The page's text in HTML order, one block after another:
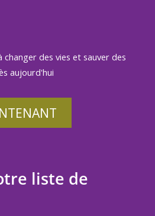
changer des vies et sauver des
aujourd'hui
liste de